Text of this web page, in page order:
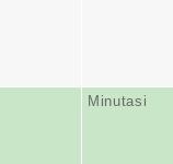
Minutasi